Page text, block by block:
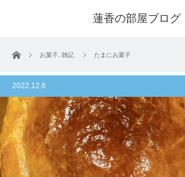
蓮香の部屋ブログ
ホーム お菓子 雑記 たまにお菓子
2022.12.6